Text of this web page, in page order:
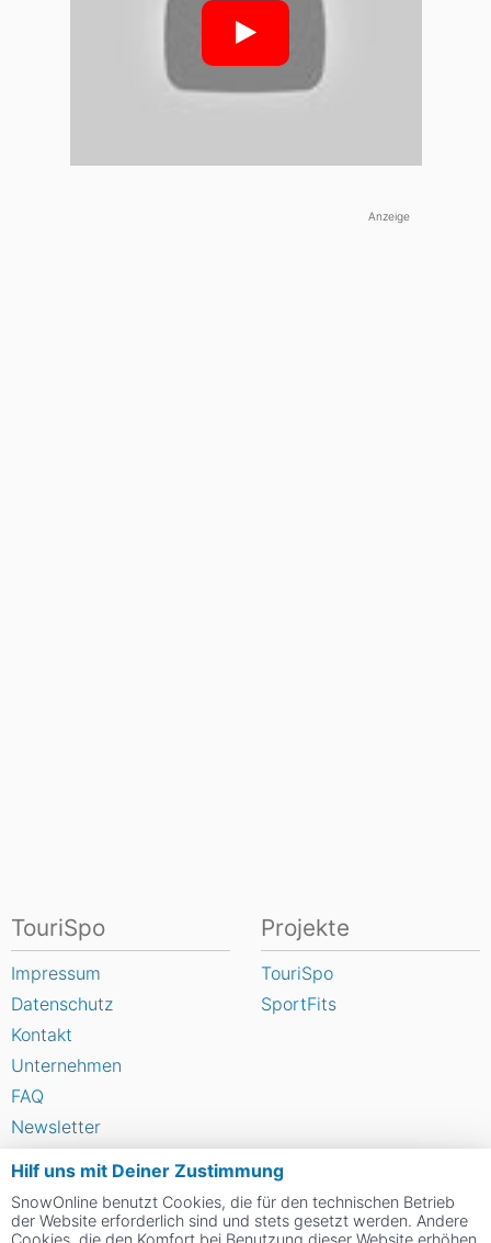
Anzeige
Hilf uns mit Deiner Zustimmung
SnowOnline benutzt Cookies, die für den technischen Betrieb
der Website erforderlich sind und stets gesetzt werden. Andere
Cookies, die den Komfort bei Benutzung dieser Website erhöhen,
TouriSpo
Impressum
Datenschutz
Kontakt
Unternehmen
FAQ
Newsletter
Skigebiet bewerten
Projekte
TouriSpo
SportFits